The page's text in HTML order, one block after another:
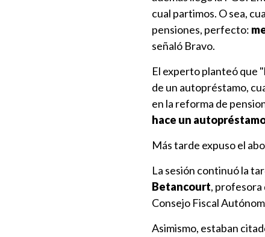
cual partimos. O sea,
pensiones, perfecto:
señaló Bravo.
El experto planteó que
de un autopréstamo,
en la reforma de
hace un
Más tarde expuso el
La sesión continuó la
Betancourt, profesora
Consejo Fiscal
Asimismo, estaban